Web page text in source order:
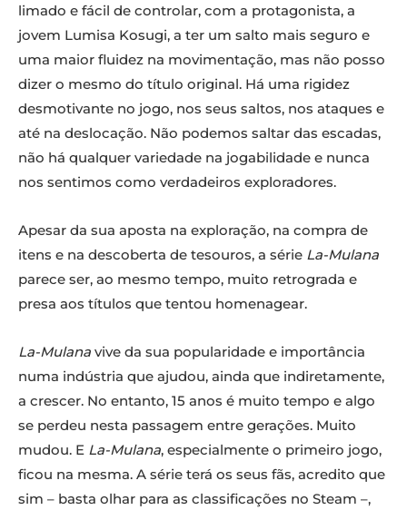
limado e fácil de controlar, com a protagonista, a
jovem Lumisa Kosugi, a ter um salto mais seguro e
uma maior fluidez na movimentação, mas não posso
dizer o mesmo do título original. Há uma rigidez
desmotivante no jogo, nos seus saltos, nos ataques e
até na deslocação. Não podemos saltar das escadas,
não há qualquer variedade na jogabilidade e nunca
nos sentimos como verdadeiros exploradores.
Apesar da sua aposta na exploração, na compra de
itens e na descoberta de tesouros, a série La-Mulana
parece ser, ao mesmo tempo, muito retrograda e
presa aos títulos que tentou homenagear.
La-Mulana vive da sua popularidade e importância
numa indústria que ajudou, ainda que indiretamente,
a crescer. No entanto, 15 anos é muito tempo e algo
se perdeu nesta passagem entre gerações. Muito
mudou. E La-Mulana, especialmente o primeiro jogo,
ficou na mesma. A série terá os seus fãs, acredito que
sim – basta olhar para as classificações no Steam –,